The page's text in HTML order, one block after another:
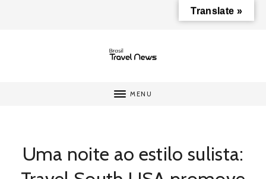
MENU
Uma noite ao estilo sulista:
Translate »